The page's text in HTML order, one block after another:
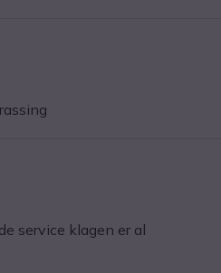
service klagen er al